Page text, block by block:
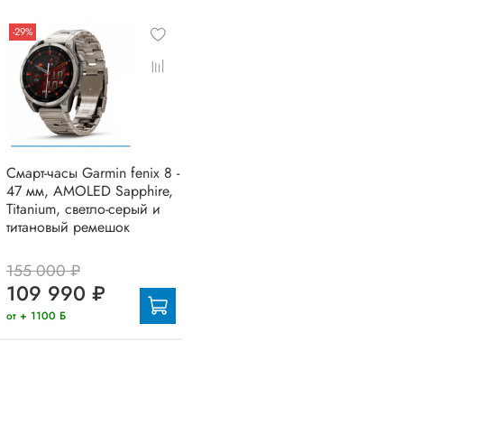
-29%
Смарт-часы Garmin fenix 8 -
47 мм, AMOLED Sapphire,
Titanium, светло-серый и
титановый ремешок
155 000 ₽
109 990 ₽
от + 1100 Б